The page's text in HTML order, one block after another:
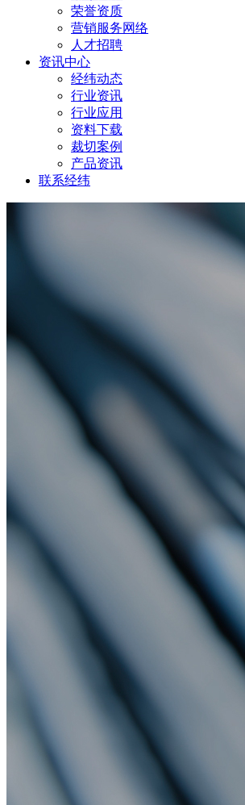
荣誉资质
营销服务网络
人才招聘
资讯中心
经纬动态
行业资讯
行业应用
资料下载
裁切案例
产品资讯
联系经纬